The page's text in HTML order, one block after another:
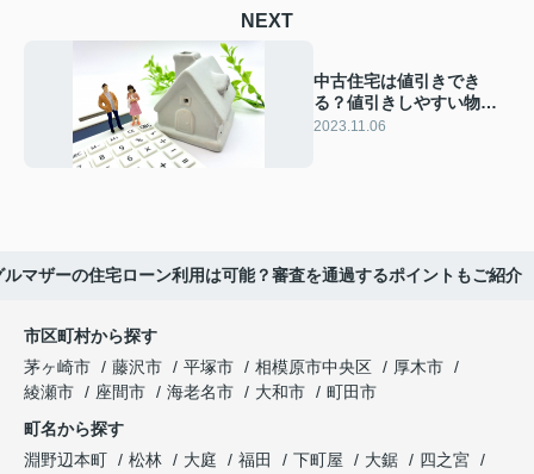
NEXT
中古住宅は値引きでき
る？値引きしやすい物件
の特徴と注意点を解説
2023.11.06
ルマザーの住宅ローン利用は可能？審査を通過するポイントもご紹介
市区町村から探す
茅ヶ崎市
藤沢市 平塚市 相模原市中央区
厚木市
綾瀬市
座間市 海老名市 大和市
町田市
町名から探す
淵野辺本町
松林 大庭 福田 下町屋 大鋸
四之宮